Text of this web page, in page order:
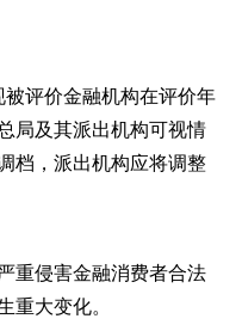
评价金融机构在评价年
局及其派出机构可视情
档，派出机构应将调整
重侵害金融消费者合法
重大变化。